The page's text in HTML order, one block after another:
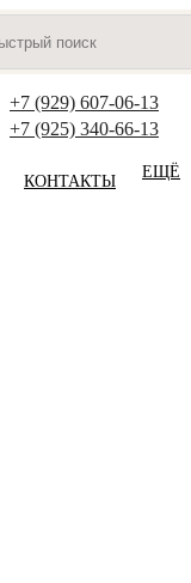
+7 (929) 607-06-13
+7 (925) 340-66-13
КОНТАКТЫ
ЕЩЁ